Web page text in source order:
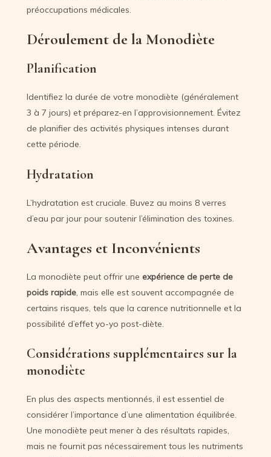
préoccupations médicales.
Déroulement de la Monodiète
Planification
Identifiez la durée de votre monodiète (généralement
3 à 7 jours) et préparez-en l’approvisionnement. Évitez
de planifier des activités physiques intenses durant
cette période.
Hydratation
L’hydratation est cruciale. Buvez au moins 8 verres
d’eau par jour pour soutenir l’élimination des toxines.
Avantages et Inconvénients
La monodiète peut offrir une expérience de perte de
poids rapide, mais elle est souvent accompagnée de
certains risques, tels que la carence nutritionnelle et la
possibilité d’effet yo-yo post-diète.
Considérations supplémentaires sur la
monodiète
En plus des aspects mentionnés, il est essentiel de
considérer l’importance d’une alimentation équilibrée.
Une monodiète peut mener à des résultats rapides,
mais ne fournit pas nécessairement tous les nutriments